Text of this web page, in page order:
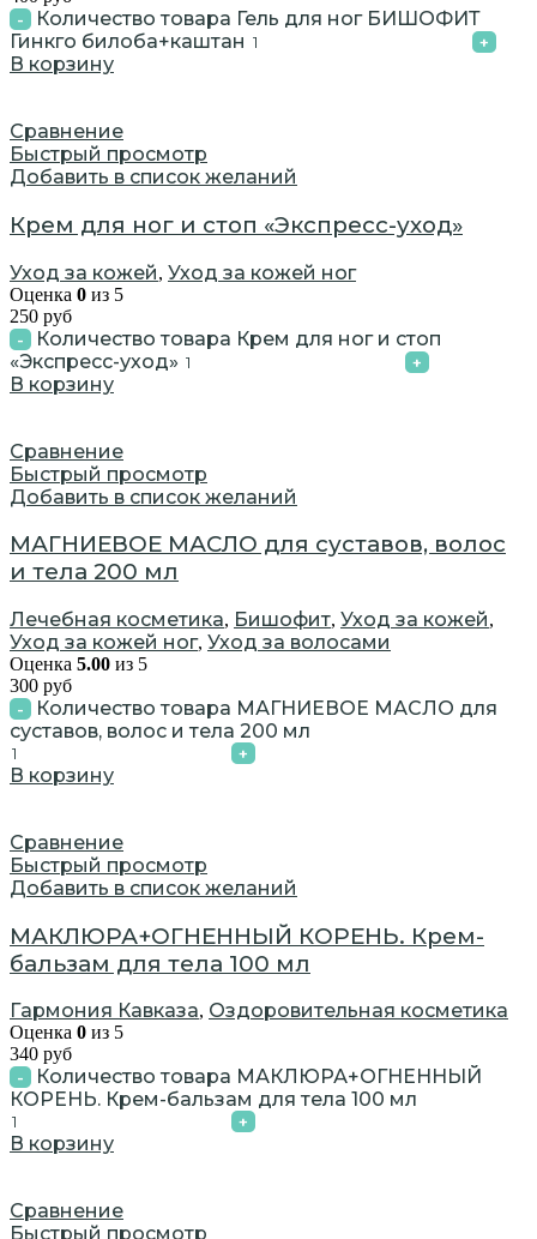
Количество товара Гель для ног БИШОФИТ
Гинкго билоба+каштан
В корзину
Сравнение
Быстрый просмотр
Добавить в список желаний
Крем для ног и стоп «Экспресс-уход»
Уход за кожей, Уход за кожей ног
Оценка 0 из 5
250 руб
Количество товара Крем для ног и стоп
«Экспресс-уход»
В корзину
Сравнение
Быстрый просмотр
Добавить в список желаний
МАГНИЕВОЕ МАСЛО для суставов, волос
и тела 200 мл
Лечебная косметика, Бишофит, Уход за кожей,
Уход за кожей ног, Уход за волосами
Оценка 5.00 из 5
300 руб
Количество товара МАГНИЕВОЕ МАСЛО для
суставов, волос и тела 200 мл
В корзину
Сравнение
Быстрый просмотр
Добавить в список желаний
МАКЛЮРА+ОГНЕННЫЙ КОРЕНЬ. Крем-
бальзам для тела 100 мл
Гармония Кавказа, Оздоровительная косметика
Оценка 0 из 5
340 руб
Количество товара МАКЛЮРА+ОГНЕННЫЙ
КОРЕНЬ. Крем-бальзам для тела 100 мл
В корзину
Сравнение
Быстрый просмотр